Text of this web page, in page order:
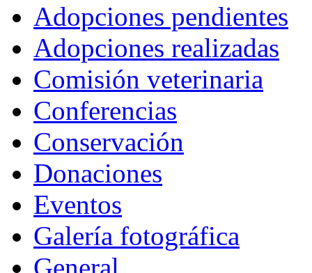
Adopciones pendientes
Adopciones realizadas
Comisión veterinaria
Conferencias
Conservación
Donaciones
Eventos
Galería fotográfica
General